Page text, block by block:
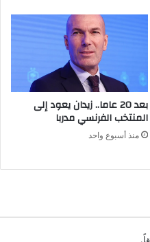
بعد 20 عاما.. زيدان يعود إلى
المنتخب الفرنسي مدربا
منذ أسبوع واحد